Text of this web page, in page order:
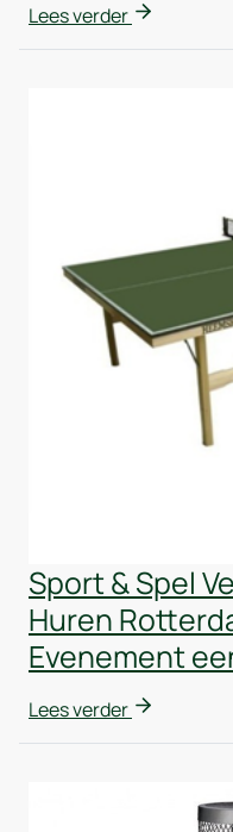
Lees verder
Sport & Spel
Huren
Evenement
Lees verder